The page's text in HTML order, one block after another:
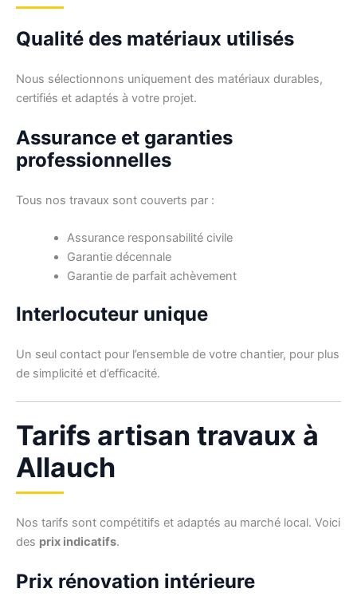
Qualité des matériaux utilisés
Nous sélectionnons uniquement des matériaux durables,
certifiés et adaptés à votre projet.
Assurance et garanties
professionnelles
Tous nos travaux sont couverts par :
Assurance responsabilité civile
Garantie décennale
Garantie de parfait achèvement
Interlocuteur unique
Un seul contact pour l’ensemble de votre chantier, pour plus
de simplicité et d’efficacité.
Tarifs artisan travaux à
Allauch
Nos tarifs sont compétitifs et adaptés au marché local. Voici
des prix indicatifs.
Prix rénovation intérieure